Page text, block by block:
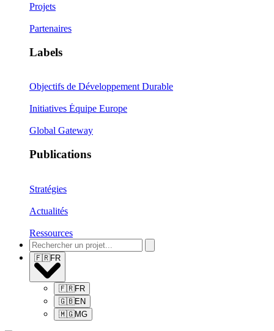
Projets
Partenaires
Labels
Objectifs de Développement Durable
Initiatives Équipe Europe
Global Gateway
Publications
Stratégies
Actualités
Ressources
🇫🇷FR
🇫🇷FR
🇬🇧EN
🇲🇬MG